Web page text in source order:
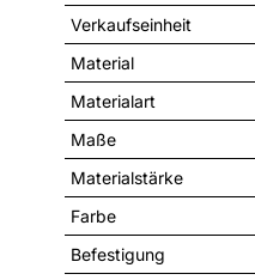
Verkaufseinheit
Material
Materialart
Maße
Materialstärke
Farbe
Befestigung